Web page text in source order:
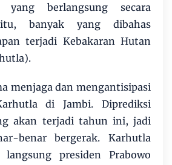
yang berlangsung secara
itu, banyak yang dibahas
terjadi Kebakaran Hutan
menjaga dan mengantisipasi
di Jambi. Diprediksi
akan terjadi tahun ini, jadi
benar bergerak. Karhutla
presiden Prabowo